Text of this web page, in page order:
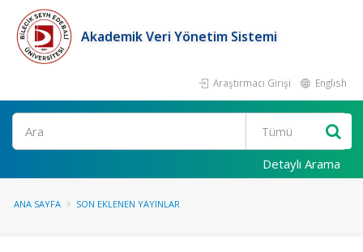
Akademik Veri Yönetim Sistemi
Araştırmacı Girişi English
Ara
Detaylı Arama
ANA SAYFA SON EKLENEN YAYINLAR